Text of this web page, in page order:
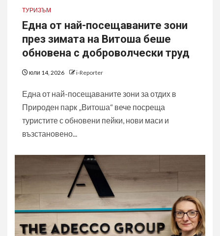
ТУРИЗЪМ
Една от най-посещаваните зони
през зимата на Витоша беше
обновена с доброволчески труд
юли 14, 2026 i-Reporter
Една от най-посещаваните зони за отдих в
Природен парк „Витоша“ вече посреща
туристите с обновени пейки, нови маси и
възстановено...